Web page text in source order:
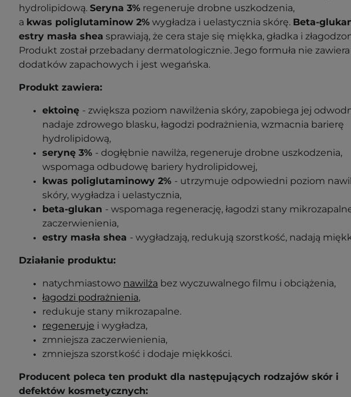
hydrolipidową. Seryna 3% regeneruje drobne uszkodzenia,
a kwas poliglutaminow 2% wygładza i uelastycznia skórę. Beta-
estry masła shea sprawiają, że cera staje się miękka, gładka i
Produkt został przebadany dermatologicznie. Jego formuła nie zawiera
dodatków zapachowych i jest wegańska.
Produkt zawiera:
ektoinę - zwiększa poziom nawilżenia skóry, zapobiega jej
nadaje zdrowego blasku, łagodzi podrażnienia, wzmacnia barierę
hydrolipidową,
serynę 3% - dogłębnie nawilża, regeneruje drobne uszkodzenia,
wspomaga odbudowę bariery hydrolipidowej,
kwas poliglutaminowy 2% - utrzymuje odpowiedni poziom
skóry, wygładza i uelastycznia,
beta-glukan - wspomaga regenerację, łagodzi stany
zaczerwienienia,
estry masła shea - wygładzają, redukują szorstkość, nadają
Działanie produktu:
natychmiastowo nawilża bez wyczuwalnego filmu i obciążenia,
łagodzi podrażnienia,
redukuje stany mikrozapalne.
regeneruje i wygładza,
zmniejsza zaczerwienienia,
zmniejsza szorstkość i dodaje miękkości.
Producent poleca ten produkt dla następujących rodzajów skór i
defektów kosmetycznych: